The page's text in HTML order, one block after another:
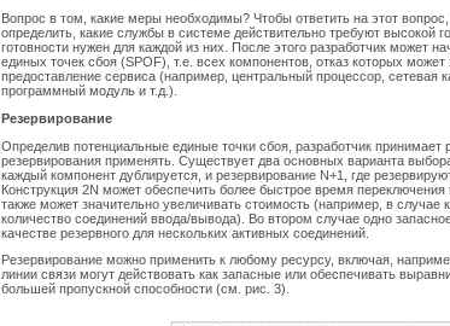
Вопрос в том, какие меры необходимы? Чтобы ответить на этот
определить, какие службы в системе действительно требуют высокой
готовности нужен для каждой из них. После этого разработчик может
единых точек сбоя (SPOF), т.е. всех компонентов, отказ которых может
предоставление сервиса (например, центральный процессор, сетевая
программный модуль и т.д.).
Резервирование
Определив потенциальные единые точки сбоя, разработчик принимает
резервирования применять. Существует два основных варианта
каждый компонент дублируется, и резервирование N+1, где
Конструкция 2N может обеспечить более быстрое время
также может значительно увеличивать стоимость (например, в
количество соединений ввода/вывода). Во втором случае одно
качестве резервного для нескольких активных соединений.
Резервирование можно применить к любому ресурсу, включая,
линии связи могут действовать как запасные или обеспечивать
большей пропускной способности (см. рис. 3).